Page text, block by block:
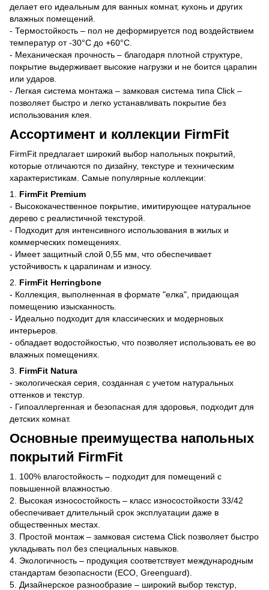
делает его идеальным для ванных комнат, кухонь и других
влажных помещений.
- Термостойкость – пол не деформируется под воздействием
температур от -30°C до +60°C.
- Механическая прочность – благодаря плотной структуре,
покрытие выдерживает высокие нагрузки и не боится царапин
или ударов.
- Легкая система монтажа – замковая система типа Click –
позволяет быстро и легко устанавливать покрытие без
использования клея.
Ассортимент и коллекции FirmFit
FirmFit предлагает широкий выбор напольных покрытий,
которые отличаются по дизайну, текстуре и техническим
характеристикам. Самые популярные коллекции:
1. FirmFit Premium
- Высококачественное покрытие, имитирующее натуральное
дерево с реалистичной текстурой.
- Подходит для интенсивного использования в жилых и
коммерческих помещениях.
- Имеет защитный слой 0,55 мм, что обеспечивает
устойчивость к царапинам и износу.
2. FirmFit Herringbone
- Коллекция, выполненная в формате "елка", придающая
помещению изысканность.
- Идеально подходит для классических и модерновых
интерьеров.
- обладает водостойкостью, что позволяет использовать ее во
влажных помещениях.
3. FirmFit Natura
- экологическая серия, созданная с учетом натуральных
оттенков и текстур.
- Гипоаллергенная и безопасная для здоровья, подходит для
детских комнат.
Основные преимущества напольных
покрытий FirmFit
1. 100% влагостойкость – подходит для помещений с
повышенной влажностью.
2. Высокая износостойкость – класс износостойкости 33/42
обеспечивает длительный срок эксплуатации даже в
общественных местах.
3. Простой монтаж – замковая система Click позволяет быстро
укладывать пол без специальных навыков.
4. Экологичность – продукция соответствует международным
стандартам безопасности (ECO, Greenguard).
5. Дизайнерское разнообразие – широкий выбор текстур,